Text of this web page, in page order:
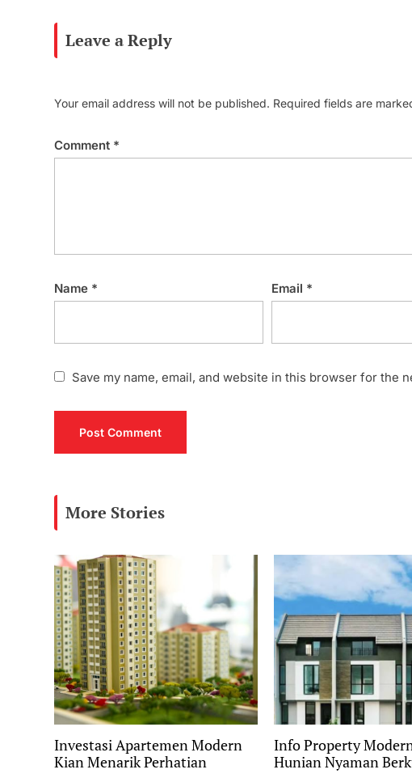
Leave a Reply
Your email address will not be published. Required fields are
Comment *
Name * Email *
Save my name, email, and website in this browser for the
More Stories
Investasi Apartemen Modern
Kian Menarik Perhatian
Info Property
Hunian Nyaman